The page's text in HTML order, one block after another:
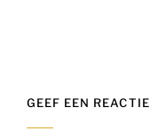
GEEF EEN REACTIE